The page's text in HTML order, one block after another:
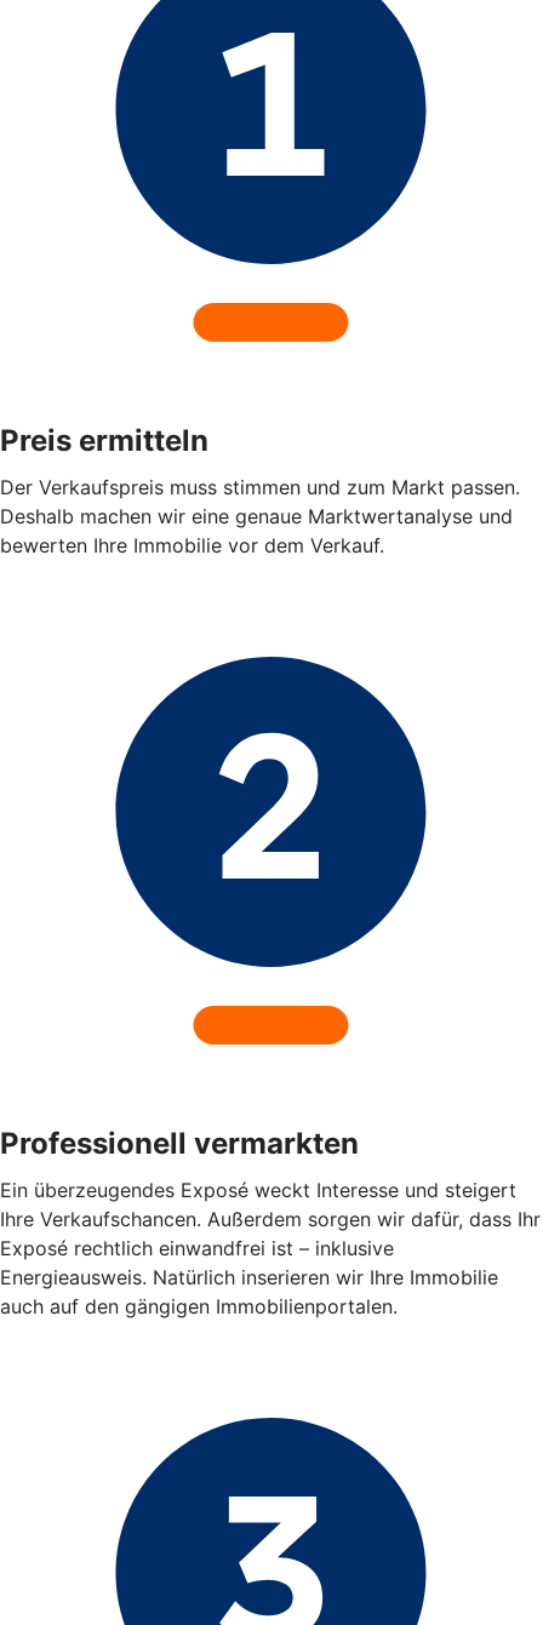
Preis ermitteln
Der Verkaufspreis muss stimmen und zum Markt passen.
Deshalb machen wir eine genaue Marktwertanalyse und
bewerten Ihre Immobilie vor dem Verkauf.
Professionell vermarkten
Ein überzeugendes Exposé weckt Interesse und steigert
Ihre Verkaufschancen. Außerdem sorgen wir dafür, dass Ihr
Exposé rechtlich einwandfrei ist – inklusive
Energieausweis. Natürlich inserieren wir Ihre Immobilie
auch auf den gängigen Immobilienportalen.